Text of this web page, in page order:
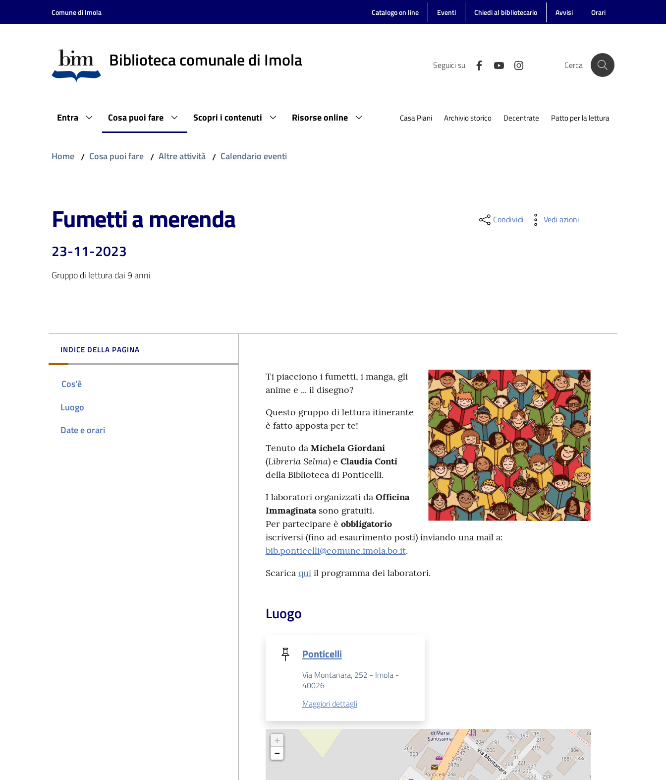
Vai al contenuto
Vai alla navigazione
Comune di Imola Catalogo on line Eventi Chiedi al bibliotecario Avvisi Orari
Biblioteca comunale di Imola Seguici su Cerca
Entra Cosa puoi fare Scopri i contenuti Risorse online Casa Piani Archivio storico Decentrate Patto per la lettura
Home / Cosa puoi fare / Altre attività / Calendario eventi
Fumetti a merenda
23-11-2023
Gruppo di lettura dai 9 anni
Condividi Vedi azioni
INDICE DELLA PAGINA
Cos'è
Luogo
Date e orari
Ti piacciono i fumetti, i manga, gli
anime e ... il disegno?
Questo gruppo di lettura itinerante
è fatto apposta per te!
Tenuto da Michela Giordani
(Libreria Selma) e Claudia Conti
della Biblioteca di Ponticelli.
I laboratori organizzati da Officina
Immaginatasono gratuiti.
Per partecipare è obbligatorio
iscriversi (fino ad esaurimento posti) inviando una mail a:
bib.ponticelli@comune.imola.bo.it.
Scarica quiil programma dei laboratori.
Luogo
Ponticelli
Via Montanara, 252 - Imola -
40026
Maggiori dettagli
+
−